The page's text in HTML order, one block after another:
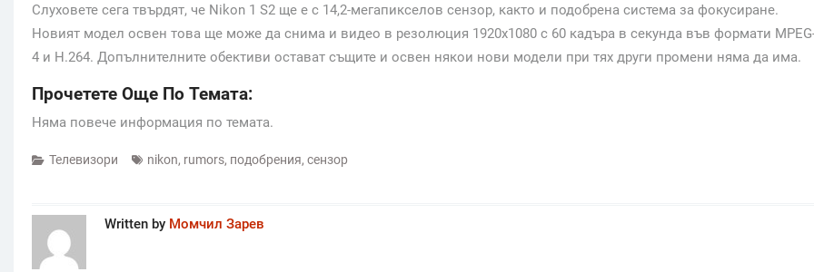
Слуховете сега твърдят, че Nikon 1 S2 ще е с 14,2-мегапикселов сензор, както и подобрена система за фокусиране.
Новият модел освен това ще може да снима и видео в резолюция 1920х1080 с 60 кадъра в секунда във формати
4 и H.264. Допълнителните обективи остават същите и освен някои нови модели при тях други промени няма да има.
Прочетете Още По Темата:
Няма повече информация по темата.
Телевизори nikon, rumors, подобрения, сензор
Written by Момчил Зарев